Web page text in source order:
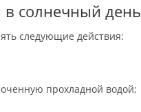
в солнечный день
следующие действия:
прохладной водой;